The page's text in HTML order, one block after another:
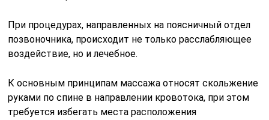
При процедурах, направленных на поясничный отдел
позвоночника, происходит не только расслабляющее
воздействие, но и лечебное.
К основным принципам массажа относят скольжение
руками по спине в направлении кровотока, при этом
требуется избегать места расположения